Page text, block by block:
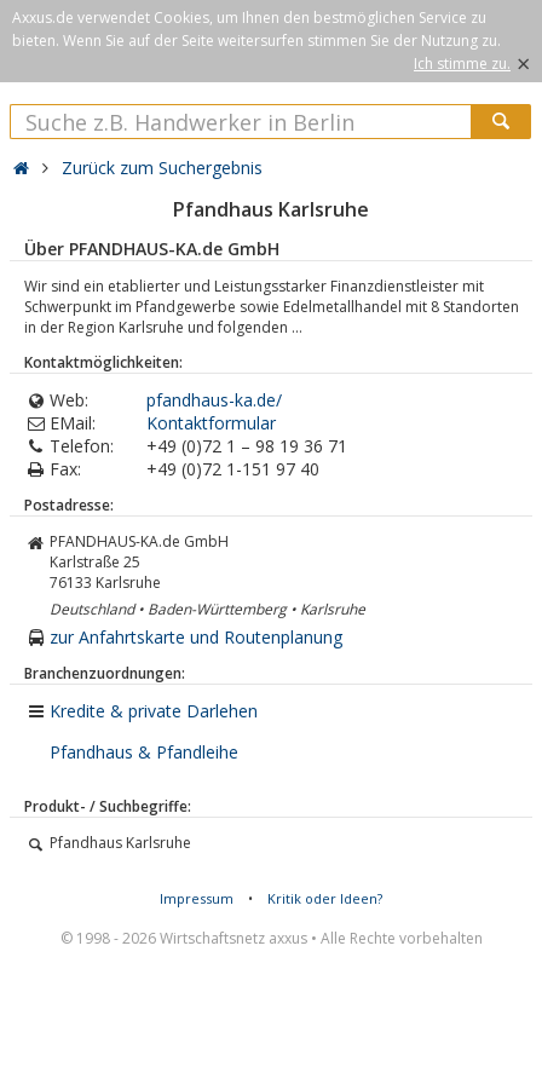
Axxus.de verwendet Cookies, um Ihnen den bestmöglichen Service zu
bieten. Wenn Sie auf der Seite weitersurfen stimmen Sie der Nutzung zu.
Ich stimme zu. ×
Zurück zum Suchergebnis
Pfandhaus Karlsruhe
Über PFANDHAUS-KA.de GmbH
Wir sind ein etablierter und Leistungsstarker Finanzdienstleister mit
Schwerpunkt im Pfandgewerbe sowie Edelmetallhandel mit 8 Standorten
in der Region Karlsruhe und folgenden ...
Kontaktmöglichkeiten:
Web:
pfandhaus-ka.de/
EMail:
Kontaktformular
Telefon:
+49 (0)72 1 – 98 19 36 71
Fax:
+49 (0)72 1-151 97 40
Postadresse:
PFANDHAUS-KA.de GmbH
Karlstraße 25
76133 Karlsruhe
Deutschland • Baden-Württemberg • Karlsruhe
zur Anfahrtskarte und Routenplanung
Branchenzuordnungen:
Kredite & private Darlehen
Pfandhaus & Pfandleihe
Produkt- / Suchbegriffe:
Pfandhaus Karlsruhe
Impressum • Kritik oder Ideen?
© 1998 - 2026 Wirtschaftsnetz axxus • Alle Rechte vorbehalten